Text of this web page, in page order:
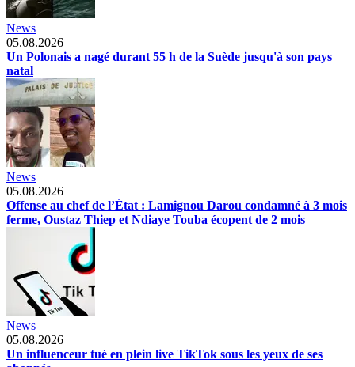
News
05.08.2026
Un Polonais a nagé durant 55 h de la Suède jusqu'à son pays
natal
News
05.08.2026
Offense au chef de l’État : Lamignou Darou condamné à 3 mois
ferme, Oustaz Thiep et Ndiaye Touba écopent de 2 mois
News
05.08.2026
Un influenceur tué en plein live TikTok sous les yeux de ses